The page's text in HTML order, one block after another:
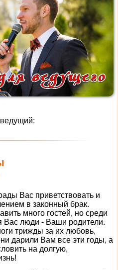
Вас приветствовать и
в законный брак.
много гостей, но среди
Вас люди - Ваши родители.
трижды за их любовь,
дарили Вам все эти годы, а
на долгую,